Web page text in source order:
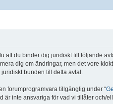
att du binder dig juridiskt till följande
dig om ändringar, men det vore
bunden till detta avtal.
en forumprogramvara tillgänglig under “
är inte ansvariga för vad vi tillåter och/